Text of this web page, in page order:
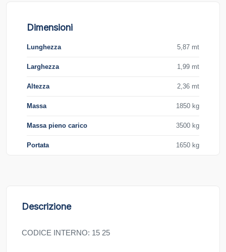
Dimensioni
Lunghezza 5,87 mt
Larghezza 1,99 mt
Altezza 2,36 mt
Massa 1850 kg
Massa pieno carico 3500 kg
Portata 1650 kg
Descrizione
CODICE INTERNO: 15 25